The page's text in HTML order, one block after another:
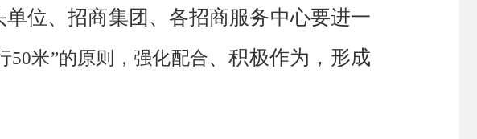
单位、招商集团、各招商服务中心要进一
50米”的原则，强化配合、积极作为 ， 形成